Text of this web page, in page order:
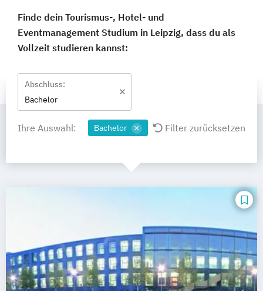
Finde dein Tourismus-, Hotel- und
Eventmanagement Studium in Leipzig, dass du als
Vollzeit studieren kannst:
Abschluss:
Bachelor
Ihre Auswahl: Bachelor Filter zurücksetzen